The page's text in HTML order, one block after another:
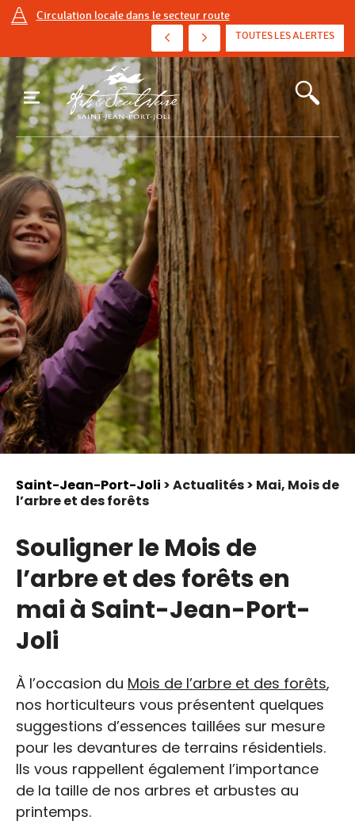
Circulation locale dans le secteur route
AVIS D'ÉBULLITION PRÉVENTIF - AVENUE DE ...
TOUTES LES ALERTES
Saint-Jean-Port-Joli > Actualités > Mai, Mois de
l’arbre et des forêts
Souligner le Mois de
l’arbre et des forêts en
mai à Saint-Jean-Port-
Joli
À l’occasion du Mois de l’arbre et des forêts,
nos horticulteurs vous présentent quelques
suggestions d’essences taillées sur mesure
pour les devantures de terrains résidentiels.
Ils vous rappellent également l’importance
de la taille de nos arbres et arbustes au
printemps.